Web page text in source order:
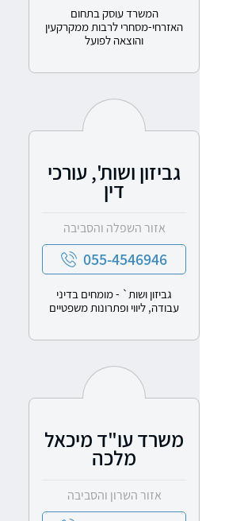
המשרד עוסק בתחום
האזרחי-מסחרי לרבות ממקרקעין
והוצאה לפועל
גביזון ושות', עורכי
דין
אזור השפלה והסביבה
055-4546946
גביזון ושות` - מומחים בדיני
עבודה, ליווי ופתרונות משפטיים
משרד עו"ד מיכאל
מלכה
אזור השרון והסביבה